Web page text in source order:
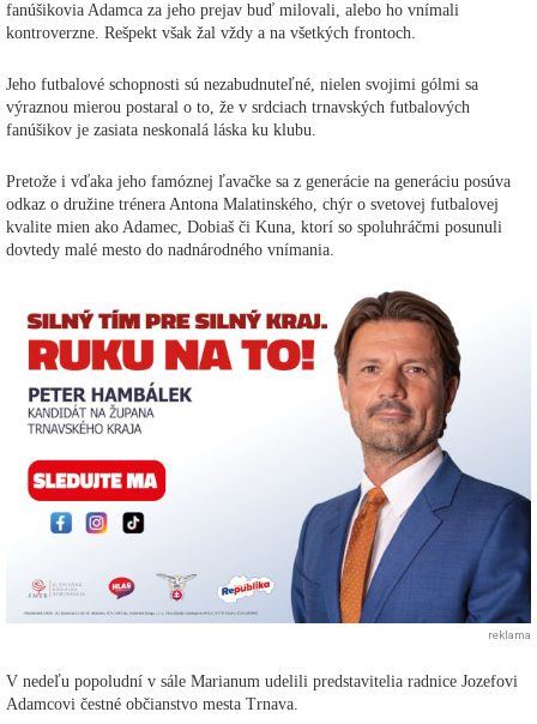
fanúšikovia Adamca za jeho prejav buď milovali, alebo ho vnímali
kontroverzne. Rešpekt však žal vždy a na všetkých frontoch.
Jeho futbalové schopnosti sú nezabudnuteľné, nielen svojimi gólmi sa
výraznou mierou postaral o to, že v srdciach trnavských futbalových
fanúšikov je zasiata neskonalá láska ku klubu.
Pretože i vďaka jeho famóznej ľavačke sa z generácie na generáciu posúva
odkaz o družine trénera Antona Malatinského, chýr o svetovej futbalovej
kvalite mien ako Adamec, Dobiaš či Kuna, ktorí so spoluhráčmi posunuli
dovtedy malé mesto do nadnárodného vnímania.
reklama
V nedeľu popoludní v sále Marianum udelili predstavitelia radnice Jozefovi
Adamcovi čestné občianstvo mesta Trnava.